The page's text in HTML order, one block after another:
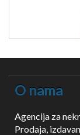
O nama
Agencija za
Prodaja,